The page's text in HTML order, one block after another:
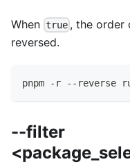
When true , the order
reversed.
pnpm -r --reverse
--filter